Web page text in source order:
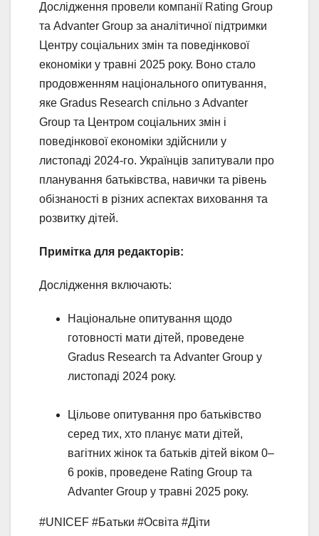
Дослідження провели компанії Rating Group
та Advanter Group за аналітичної підтримки
Центру соціальних змін та поведінкової
економіки у травні 2025 року. Воно стало
продовженням національного опитування,
яке Gradus Research спільно з Advanter
Group та Центром соціальних змін і
поведінкової економіки здійснили у
листопаді 2024-го. Українців запитували про
планування батьківства, навички та рівень
обізнаності в різних аспектах виховання та
розвитку дітей.
Примітка для редакторів:
Дослідження включають:
Національне опитування щодо
готовності мати дітей, проведене
Gradus Research та Advanter Group у
листопаді 2024 року.
Цільове опитування про батьківство
серед тих, хто планує мати дітей,
вагітних жінок та батьків дітей віком 0–
6 років, проведене Rating Group та
Advanter Group у травні 2025 року.
#UNICEF #Батьки #Освіта #Діти